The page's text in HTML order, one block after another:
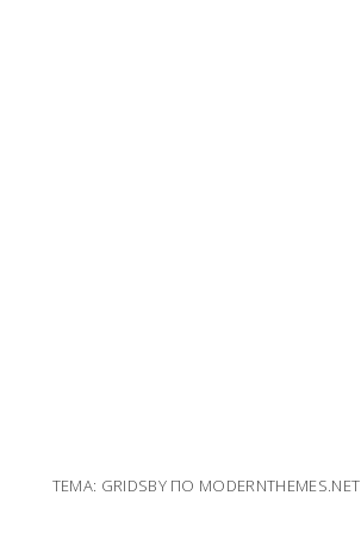
ТЕМА: GRIDSBY ПО MODERNTHEMES.NET